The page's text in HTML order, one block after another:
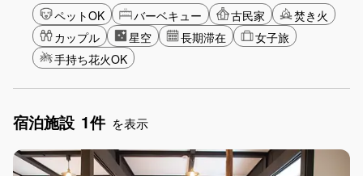
ペットOK バーベキュー 古民家
焚き火
カップル
星空 長期滞在
女子旅
手持ち花火OK
宿泊施設 1件 を表示